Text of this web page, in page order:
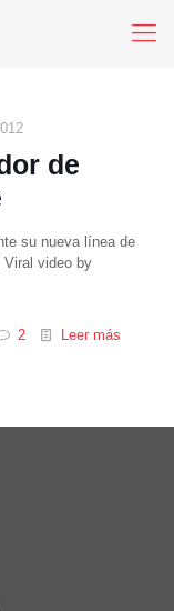
de
su nueva línea de
Viral video by
2 Leer más